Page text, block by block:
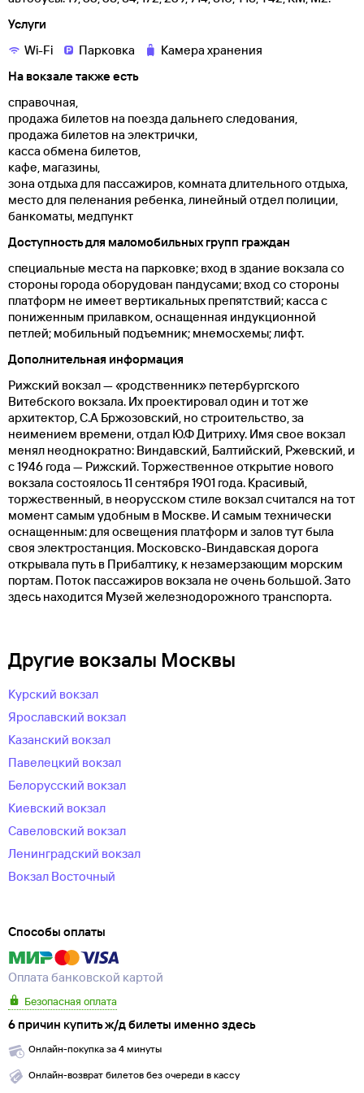
Услуги
Wi-Fi
Парковка
Камера хранения
На вокзале также есть
справочная,
продажа билетов на поезда дальнего следования,
продажа билетов на электрички,
касса обмена билетов,
кафе, магазины,
зона отдыха для пассажиров, комната длительного отдыха,
место для пеленания ребенка, линейный отдел полиции,
банкоматы, медпункт
Доступность для маломобильных групп граждан
специальные места на парковке; вход в здание вокзала со
стороны города оборудован пандусами; вход со стороны
платформ не имеет вертикальных препятствий; касса с
пониженным прилавком, оснащенная индукционной
петлей; мобильный подъемник; мнемосхемы; лифт.
Дополнительная информация
Рижский вокзал — «родственник» петербургского
Витебского вокзала. Их проектировал один и тот же
архитектор, С.А Бржозовский, но строительство, за
неимением времени, отдал Ю.Ф Дитриху. Имя свое вокзал
менял неоднократно: Виндавский, Балтийский, Ржевский, и
с 1946 года — Рижский. Торжественное открытие нового
вокзала состоялось 11 сентября 1901 года. Красивый,
торжественный, в неорусском стиле вокзал считался на тот
момент самым удобным в Москве. И самым технически
оснащенным: для освещения платформ и залов тут была
своя электростанция. Московско-Виндавская дорога
открывала путь в Прибалтику, к незамерзающим морским
портам. Поток пассажиров вокзала не очень большой. Зато
здесь находится Музей железнодорожного транспорта.
Другие вокзалы Москвы
Курский вокзал
Ярославский вокзал
Казанский вокзал
Павелецкий вокзал
Белорусский вокзал
Киевский вокзал
Савеловский вокзал
Ленинградский вокзал
Вокзал Восточный
Способы оплаты
Оплата банковской картой
Безопасная оплата
6 причин купить ж/д билеты именно здесь
Онлайн-покупка за 4 минуты
Онлайн-возврат билетов без очереди в кассу